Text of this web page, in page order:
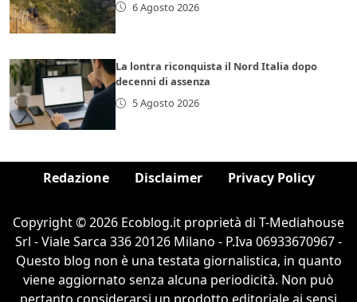
6 Agosto 2026
La lontra riconquista il Nord Italia dopo
decenni di assenza
5 Agosto 2026
Redazione Disclaimer Privacy Policy
Copyright © 2026 Ecoblog.it proprietà di T-Mediahouse
Srl - Viale Sarca 336 20126 Milano - P.Iva 06933670967 -
Questo blog non è una testata giornalistica, in quanto
viene aggiornato senza alcuna periodicità. Non può